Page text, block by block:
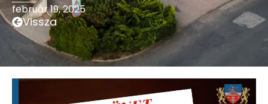
február 19, 2025
Vissza